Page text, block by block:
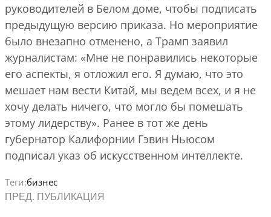
руководителей в Белом доме, чтобы подписать
предыдущую версию приказа. Но мероприятие
было внезапно отменено, а Трамп заявил
журналистам: «Мне не понравились некоторые
его аспекты, я отложил его. Я думаю, что это
мешает нам вести Китай, мы ведем всех, и я не
хочу делать ничего, что могло бы помешать
этому лидерству». Ранее в тот же день
губернатор Калифорнии Гэвин Ньюсом
подписал указ об искусственном интеллекте.
Теги:бизнес
ПРЕД. ПУБЛИКАЦИЯ